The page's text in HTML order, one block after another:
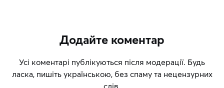
Додайте коментар
Усі коментарі публікуються після модерації. Будь
ласка, пишіть українською, без спаму та нецензурних